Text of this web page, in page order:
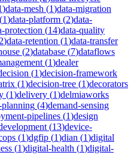
)data-mesh (1)data-migration
(1)data-platform (2)data-
protection (14)data-quality
2)data-retention (1)data-transfer
(2)database (7)dataflows
(1)dealer
(1)decision-framework
(1)decision-tree (1)decorators
(1)delivery (1)delmiaworks
planning (4)demand-sensing
pipelines (1)design
(13)device-
(1)dgfip (1)dian (1)digital
(1)digital-health (1)digital-